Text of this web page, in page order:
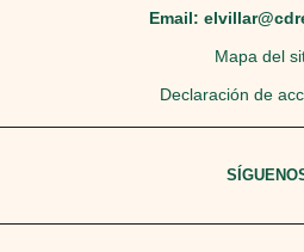
Email:
Mapa del
Declaración de